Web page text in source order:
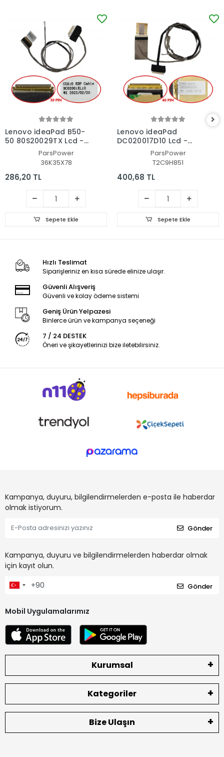
Lenovo ideaPad B50-
50 80S20029TX Lcd -
Ekran Data Flex Kablo
ParsPower
36K35X78
286,20 TL
Sepete Ekle
Lenovo ideaPad
DC020017D10 Lcd -
Ekran Data Flex Kablo
ParsPower
T2C9H851
400,68 TL
Sepete Ekle
Hızlı Teslimat
Siparişleriniz en kısa sürede elinize ulaşır.
Güvenli Alışveriş
Güvenli ve kolay ödeme sistemi
Geniş Ürün Yelpazesi
Binlerce ürün ve kampanya seçeneği
7 / 24 DESTEK
Öneri ve şikayetlerinizi bize iletebilirsiniz.
Kampanya, duyuru, bilgilendirmelerden e-posta ile haberdar
olmak istiyorum.
Gönder
Kampanya, duyuru ve bilgilendirmelerden haberdar olmak
için kayıt olun.
Gönder
Mobil Uygulamalarımız
Kurumsal
Kategoriler
Bize Ulaşın